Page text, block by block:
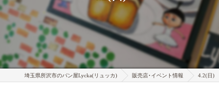
埼玉県所沢市のパン屋Lycka(リュッカ) 販売店･イベント情報 4.2(日)